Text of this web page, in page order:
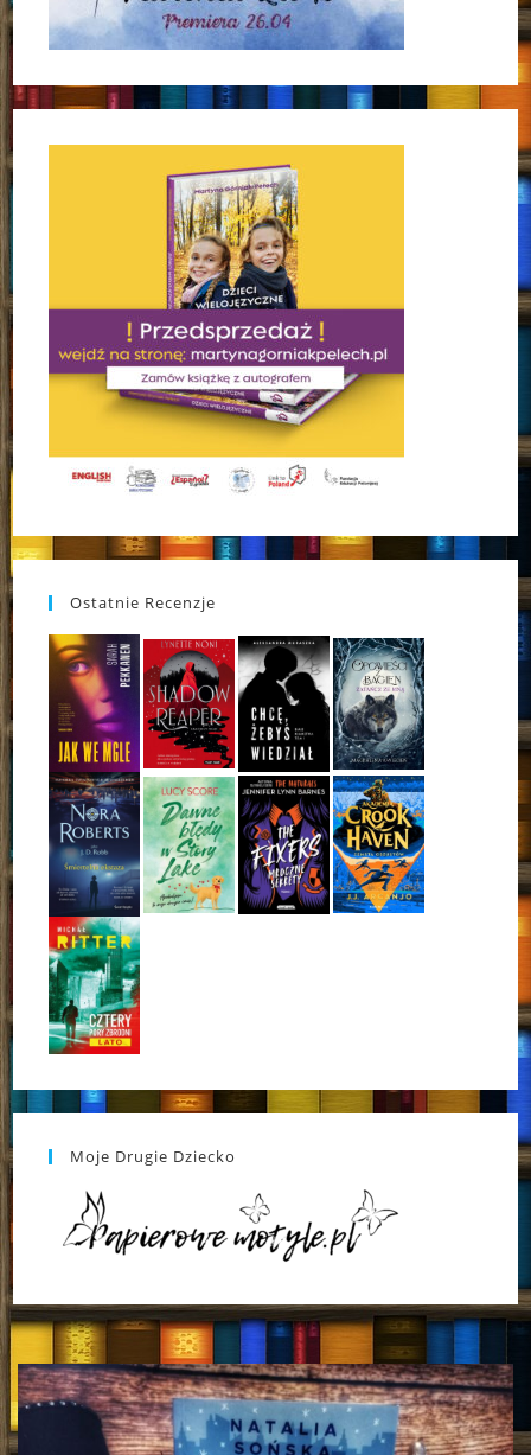
Ostatnie Recenzje
Moje Drugie Dziecko